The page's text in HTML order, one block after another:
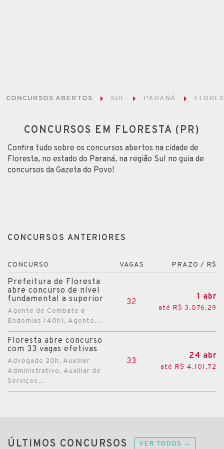
CONCURSOS ABERTOS SUL PARANÁ
CONCURSOS EM FLORESTA (PR)
Confira tudo sobre os concursos abertos na cidade de
Floresta, no estado do Paraná, na região Sul no guia de
concursos da Gazeta do Povo!
CONCURSOS ANTERIORES
CONCURSO VAGAS PRAZO / R$
Prefeitura de Floresta
abre concurso de nível
fundamental a superior
Agente de Combate a
Endemias (40h), Agente...
32
1 abr
até R$ 3.076,29
Floresta abre concurso
com 33 vagas efetivas
Advogado 20h, Auxiliar
Administrativo, Auxiliar de
Serviços...
33
24 abr
até R$ 4.101,72
ÚLTIMOS CONCURSOS VER TODOS →